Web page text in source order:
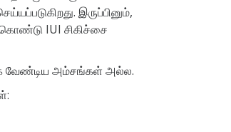
இருப்பினும்,
கொண்டு IUI சிகிச்சை
வேண்டிய அம்சங்கள் அல்ல.